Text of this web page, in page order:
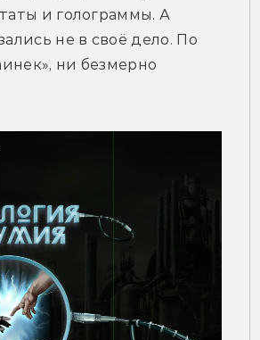
и голограммы. А
не в своё дело. По
ни безмерно